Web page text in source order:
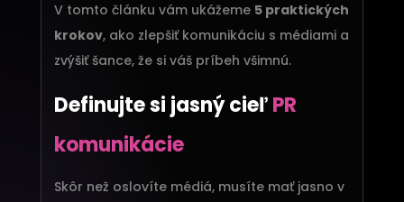
V tomto článku vám ukážeme 5 praktických
krokov, ako zlepšiť komunikáciu s médiami a
zvýšiť šance, že si váš príbeh všimnú.
Definujte si jasný cieľPR
komunikácie
Skôr než oslovíte médiá, musíte mať jasno v